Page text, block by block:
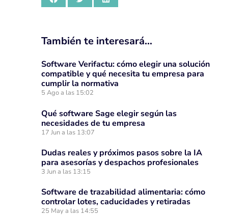
También te interesará…
Software Verifactu: cómo elegir una solución
compatible y qué necesita tu empresa para
cumplir la normativa
5 Ago a las 15:02
Qué software Sage elegir según las
necesidades de tu empresa
17 Jun a las 13:07
Dudas reales y próximos pasos sobre la IA
para asesorías y despachos profesionales
3 Jun a las 13:15
Software de trazabilidad alimentaria: cómo
controlar lotes, caducidades y retiradas
25 May a las 14:55